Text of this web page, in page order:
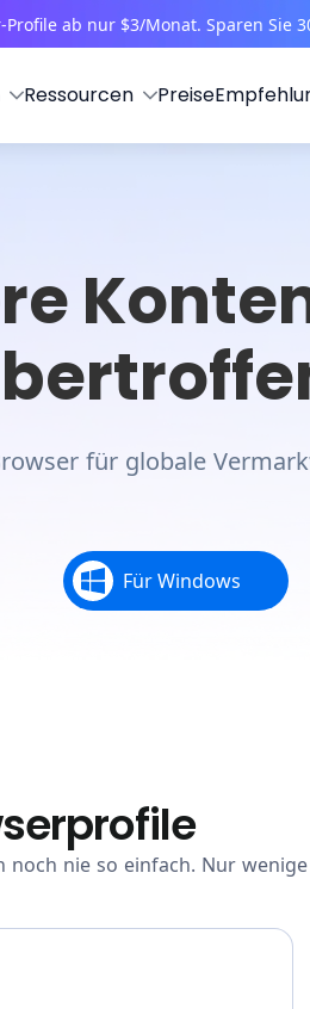
Profile ab nur $3/Monat. Sparen Sie
Ressourcen Preise
für globale
Für Windows
nie so einfach. Nur